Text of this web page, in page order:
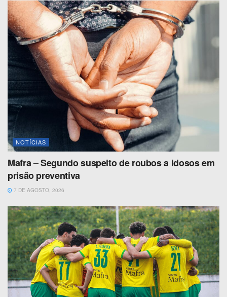
NOTÍCIAS
Mafra – Segundo suspeito de roubos a idosos em
prisão preventiva
7 DE AGOSTO, 2026